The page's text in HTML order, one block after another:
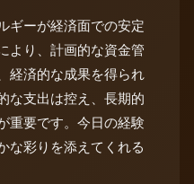
ギーが経済面での安定
より、計画的な資金管
経済的な成果を得られ
な支出は控え、長期的
重要です。今日の経験
な彩りを添えてくれる